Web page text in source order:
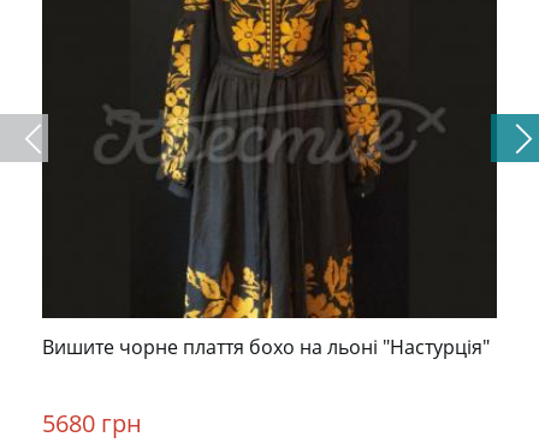
Вишите чорне плаття бохо на льоні "Настурція"
5680 грн